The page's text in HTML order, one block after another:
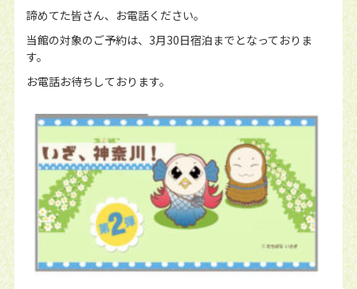
諦めてた皆さん、お電話ください。
当館の対象のご予約は、3月30日宿泊までとなっておりま
す。
お電話お待ちしております。